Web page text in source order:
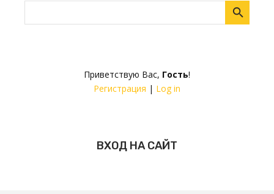
Приветствую Вас, Гость!
Регистрация | Log in
ВХОД НА САЙТ